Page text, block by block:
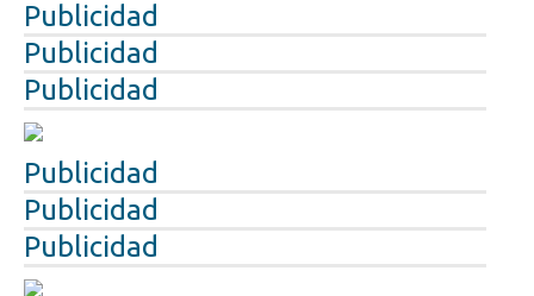
Publicidad
Publicidad
Publicidad
Publicidad
Publicidad
Publicidad